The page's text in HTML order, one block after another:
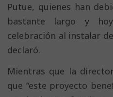
Putue, quienes han
bastante largo y
celebración al instalar
declaró.
Mientras que la
que “este proyecto